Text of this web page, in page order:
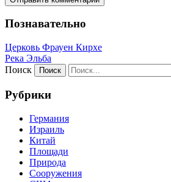
Познавательно
Церковь Фрауен Кирхе
Река Эльба
Поиск
Рубрики
Германия
Израиль
Китай
Площади
Природа
Сооружения